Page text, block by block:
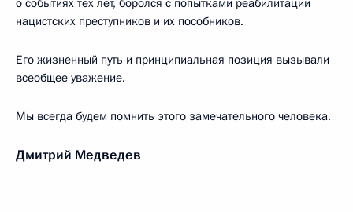
о событиях тех лет, боролся с попытками реабилитации
нацистских преступников и их пособников.
Его жизненный путь и принципиальная позиция вызывали
всеобщее уважение.
Мы всегда будем помнить этого замечательного человека.
Дмитрий Медведев